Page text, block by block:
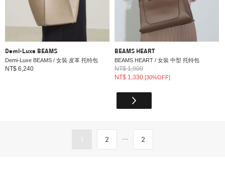
Demi-Luxe BEAMS
Demi-Luxe BEAMS / 女裝 皮革 托特包
NT$ 6,240
BEAMS HEART
BEAMS HEART / 女裝 中型 托特包
NT$ 1,900
NT$ 1,330[30%OFF]
1 2 ... 2